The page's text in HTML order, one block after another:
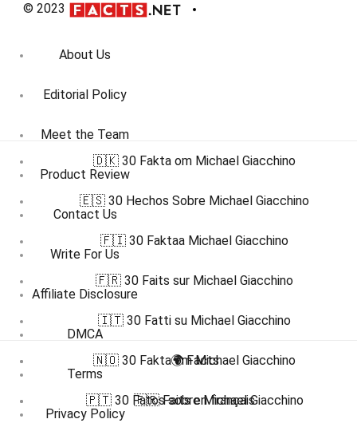
© 2023
About Us
Editorial Policy
Meet the Team
Product Review
Contact Us
Write For Us
Affiliate Disclosure
DMCA
Terms
Privacy Policy
🇩🇰 30 Fakta om Michael Giacchino
🇪🇸 30 Hechos Sobre Michael Giacchino
🇫🇮 30 Faktaa Michael Giacchino
🇫🇷 30 Faits sur Michael Giacchino
🇮🇹 30 Fatti su Michael Giacchino
🇳🇴 30 Fakta om Michael Giacchino
🇵🇹 30 Fatos sobre Michael Giacchino
🌍 Facts
🇫🇷 Faits en français